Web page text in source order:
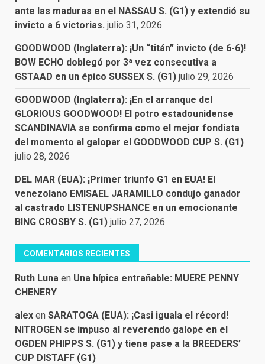
ante las maduras en el NASSAU S. (G1) y extendió su
invicto a 6 victorias. julio 31, 2026
GOODWOOD (Inglaterra): ¡Un “titán” invicto (de 6-6)!
BOW ECHO doblegó por 3ª vez consecutiva a
GSTAAD en un épico SUSSEX S. (G1) julio 29, 2026
GOODWOOD (Inglaterra): ¡En el arranque del
GLORIOUS GOODWOOD! El potro estadounidense
SCANDINAVIA se confirma como el mejor fondista
del momento al galopar el GOODWOOD CUP S. (G1)
julio 28, 2026
DEL MAR (EUA): ¡Primer triunfo G1 en EUA! El
venezolano EMISAEL JARAMILLO condujo ganador
al castrado LISTENUPSHANCE en un emocionante
BING CROSBY S. (G1) julio 27, 2026
COMENTARIOS RECIENTES
Ruth Luna en Una hípica entrañable: MUERE PENNY
CHENERY
alex en SARATOGA (EUA): ¡Casi iguala el récord!
NITROGEN se impuso al reverendo galope en el
OGDEN PHIPPS S. (G1) y tiene pase a la BREEDERS’
CUP DISTAFF (G1)